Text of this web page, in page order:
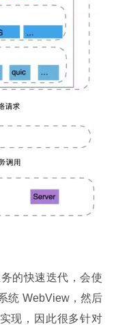
的快速迭代，会使
统 WebView，然后
现，因此很多针对